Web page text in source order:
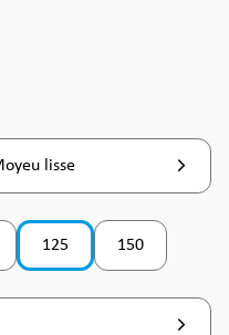
lisse
le moment. )
pour le moment. )
pas disponible pour le moment. )
option n'est pas disponible pour
125 150
(Cette option